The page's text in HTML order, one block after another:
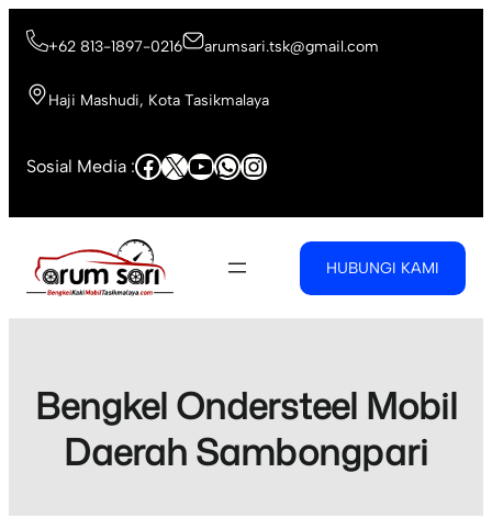
+62 813-1897-0216 arumsari.tsk@gmail.com
Haji Mashudi, Kota Tasikmalaya
Sosial Media :Facebook
X YouTube
WhatsApp
Instagram
HUBUNGI KAMI
Bengkel Ondersteel Mobil
Daerah Sambongpari